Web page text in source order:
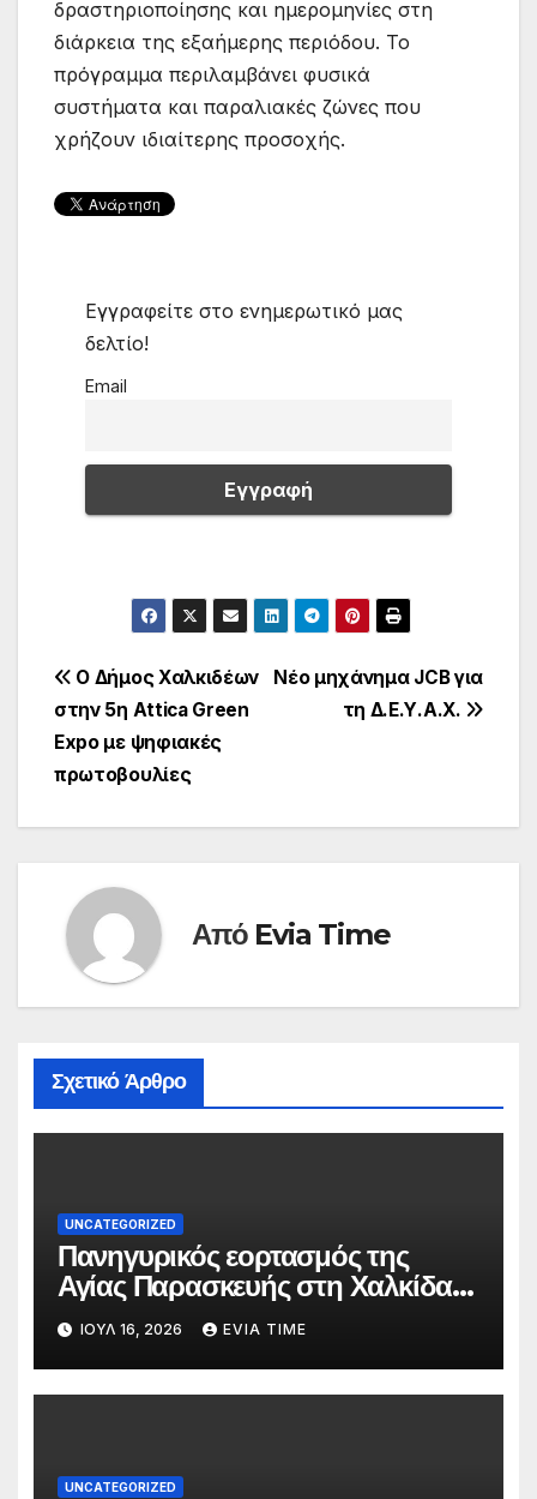
δραστηριοποίησης και ημερομηνίες στη
διάρκεια της εξαήμερης περιόδου. Το
πρόγραμμα περιλαμβάνει φυσικά
συστήματα και παραλιακές ζώνες που
χρήζουν ιδιαίτερης προσοχής.
Εγγραφείτε στο ενημερωτικό μας
δελτίο!
Email
Πλοήγηση
άρθρων
Νέο μηχάνημα JCB για
τη Δ.Ε.Υ.Α.Χ.
Ο Δήμος Χαλκιδέων
στην 5η Attica Green
Expo με ψηφιακές
πρωτοβουλίες
Από Evia Time
Σχετικό Άρθρο
UNCATEGORIZED
Πανηγυρικός εορτασμός της
Αγίας Παρασκευής στη Χαλκίδα
τις 25 και 26 Ιουλίου
ΙΟΎΛ 16, 2026 EVIA TIME
UNCATEGORIZED